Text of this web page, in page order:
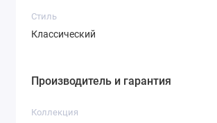
Стиль
Классический
Производитель и гарантия
Коллекция